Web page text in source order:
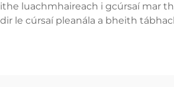
luachmhaireach i gcúrsaí mar
le cúrsaí pleanála a bheith